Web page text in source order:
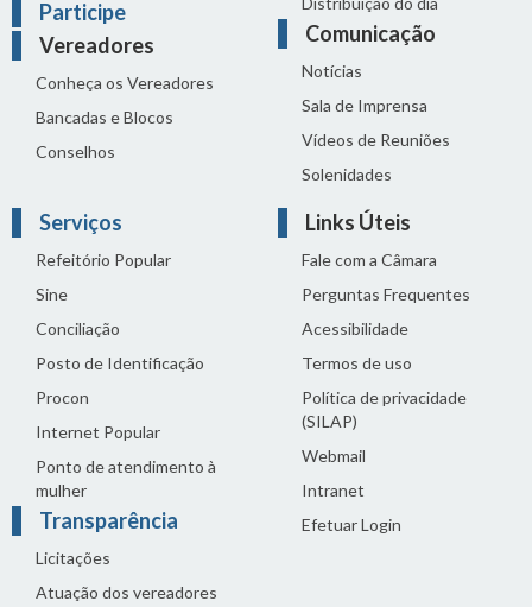
Participe
Vereadores
Conheça os Vereadores
Bancadas e Blocos
Conselhos
Comunicação
Notícias
Sala de Imprensa
Vídeos de Reuniões
Solenidades
Serviços
Refeitório Popular
Sine
Conciliação
Posto de Identificação
Procon
Internet Popular
Ponto de atendimento à
mulher
Transparência
Licitações
Atuação dos vereadores
Links Úteis
Fale com a Câmara
Perguntas Frequentes
Acessibilidade
Termos de uso
Política de privacidade
(SILAP)
Webmail
Intranet
Efetuar Login